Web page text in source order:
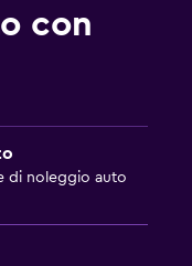
con
di noleggio auto